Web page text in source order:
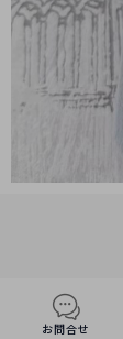
お問合せ